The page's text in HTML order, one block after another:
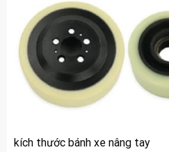
kích thước bánh xe nâng tay